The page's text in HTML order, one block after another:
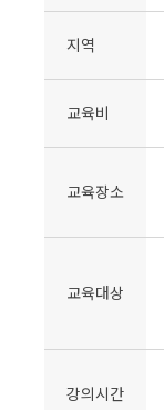
지역
교육비
교육장소
교육대상
강의시간